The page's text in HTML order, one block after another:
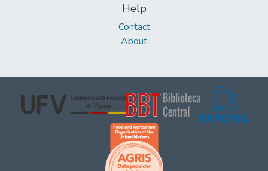
Help
Contact
About